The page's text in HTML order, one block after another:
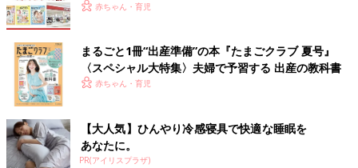
赤ちゃん・育児
まるごと1冊“出産準備”の本『たまごクラブ 夏号』
〈スペシャル大特集〉夫婦で予習する 出産の教科書
赤ちゃん・育児
【大人気】ひんやり冷感寝具で快適な睡眠を
あなたに。
PR(アイリスプラザ)